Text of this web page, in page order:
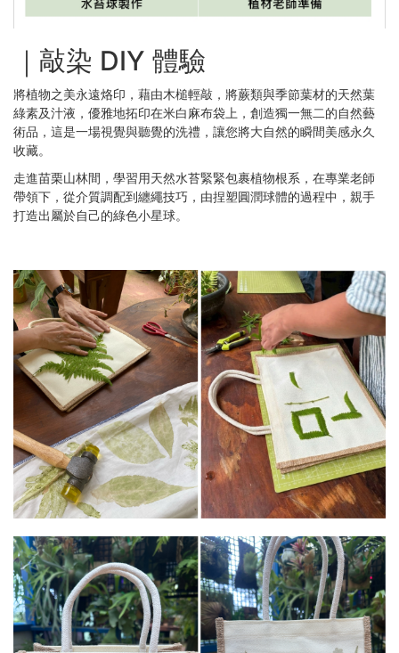
｜敲染 DIY 體驗
將植物之美永遠烙印，藉由木槌輕敲，將蕨類與季節葉材的天然葉
綠素及汁液，優雅地拓印在米白麻布袋上，創造獨一無二的自然藝
術品，這是一場視覺與聽覺的洗禮，讓您將大自然的瞬間美感永久
收藏。
走進苗栗山林間，學習用天然水苔緊緊包裹植物根系，在專業老師
帶領下，從介質調配到纏繩技巧，由捏塑圓潤球體的過程中，親手
打造出屬於自己的綠色小星球。